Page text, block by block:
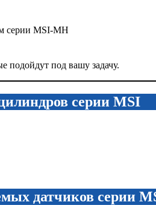
подойдут под вашу задачу.
серии MSI
датчиков серии